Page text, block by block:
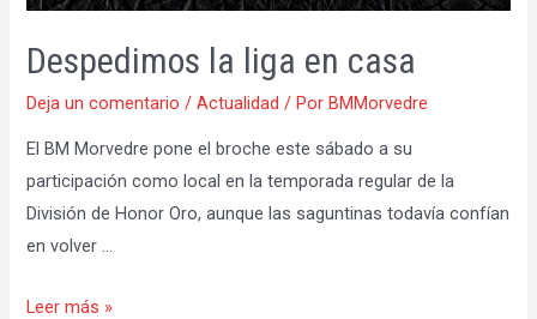
Despedimos la liga en casa
Deja un comentario /Actualidad / PorBMMorvedre
El BM Morvedre pone el broche este sábado a su
participación como local en la temporada regular de la
División de Honor Oro, aunque las saguntinas todavía confían
en volver …
Despedimos
Leer más »